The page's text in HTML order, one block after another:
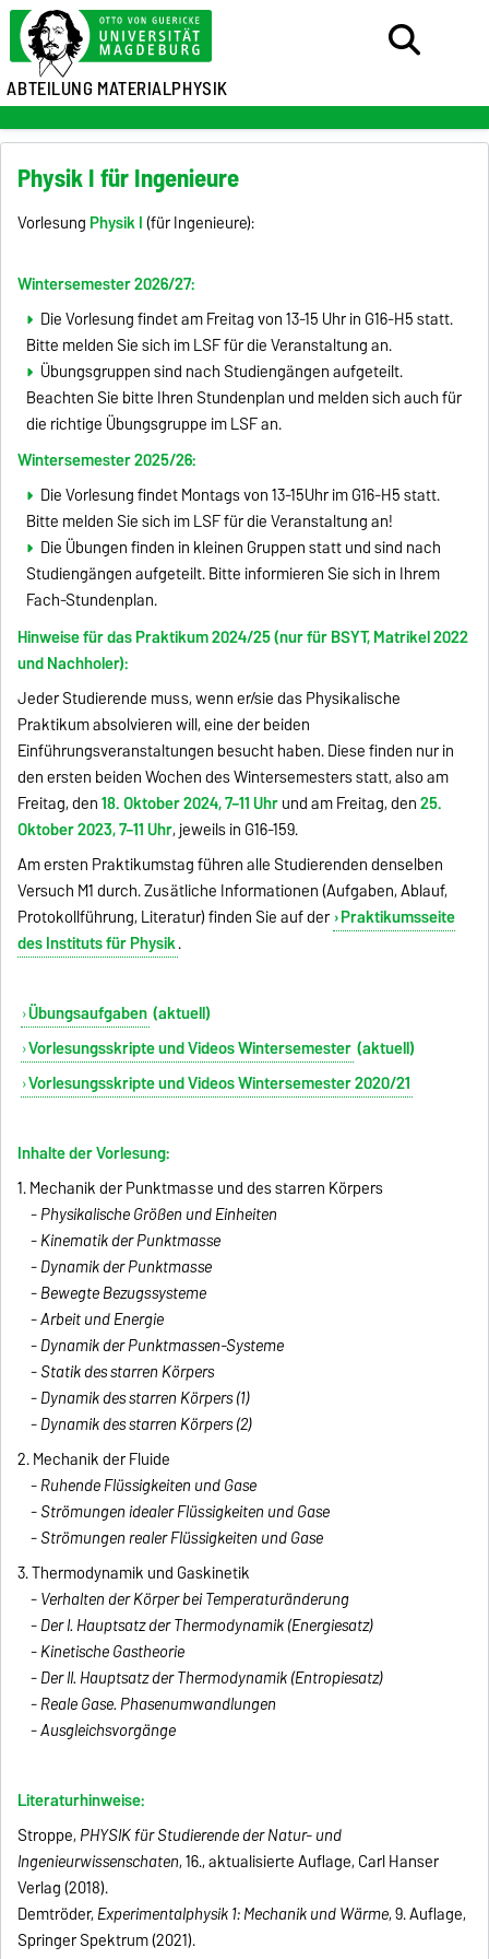
ABTEILUNG MATERIALPHYSIK
Physik I für Ingenieure
Vorlesung Physik I(für Ingenieure):
Wintersemester 2026/27:
Die Vorlesung findet am Freitag von 13-15 Uhr in G16-H5 statt.
Bitte melden Sie sich im LSF für die Veranstaltung an.
Übungsgruppen sind nach Studiengängen aufgeteilt.
Beachten Sie bitte Ihren Stundenplan und melden sich auch für
die richtige Übungsgruppe im LSF an.
Wintersemester 2025/26:
Die Vorlesung findet Montags von 13-15Uhr im G16-H5 statt.
Bitte melden Sie sich im LSF für die Veranstaltung an!
Die Übungen finden in kleinen Gruppen statt und sind nach
Studiengängen aufgeteilt. Bitte informieren Sie sich in Ihrem
Fach-Stundenplan.
Hinweise für das Praktikum 2024/25 (nur für BSYT, Matrikel 2022
und Nachholer):
Jeder Studierende muss, wenn er/sie das Physikalische
Praktikum absolvieren will, eine der beiden
Einführungsveranstaltungen besucht haben. Diese finden nur in
den ersten beiden Wochen des Wintersemesters statt, also am
Freitag, den18. Oktober 2024, 7–11 Uhrund am Freitag, den25.
Oktober 2023, 7–11 Uhr, jeweils in G16-159.
Am ersten Praktikumstag führen alle Studierenden denselben
Versuch M1 durch. Zusätliche Informationen (Aufgaben, Ablauf,
Protokollführung, Literatur) finden Sie auf der Praktikumsseite
des Instituts für Physik.
Übungsaufgaben (aktuell)
Vorlesungsskripte und Videos Wintersemester (aktuell)
Vorlesungsskripte und Videos Wintersemester 2020/21
Inhalte der Vorlesung:
1. Mechanik der Punktmasse und des starren Körpers
-Physikalische Größen und Einheiten
-Kinematik der Punktmasse
-Dynamik der Punktmasse
-Bewegte Bezugssysteme
-Arbeit und Energie
-Dynamik der Punktmassen-Systeme
-Statik des starren Körpers
-Dynamik des starren Körpers (1)
-Dynamik des starren Körpers (2)
2. Mechanik der Fluide
-Ruhende Flüssigkeiten und Gase
-Strömungen idealer Flüssigkeiten und Gase
-Strömungen realer Flüssigkeiten und Gase
3. Thermodynamik und Gaskinetik
-Verhalten der Körper bei Temperaturänderung
-Der I. Hauptsatz der Thermodynamik (Energiesatz)
-Kinetische Gastheorie
-Der II. Hauptsatz der Thermodynamik (Entropiesatz)
-Reale Gase. Phasenumwandlungen
-Ausgleichsvorgänge
Literaturhinweise:
Stroppe, PHYSIK für Studierende der Natur- und
Ingenieurwissenschaten, 16., aktualisierte Auflage, Carl Hanser
Verlag (2018).
Demtröder, Experimentalphysik 1: Mechanik und Wärme, 9. Auflage,
Springer Spektrum (2021).